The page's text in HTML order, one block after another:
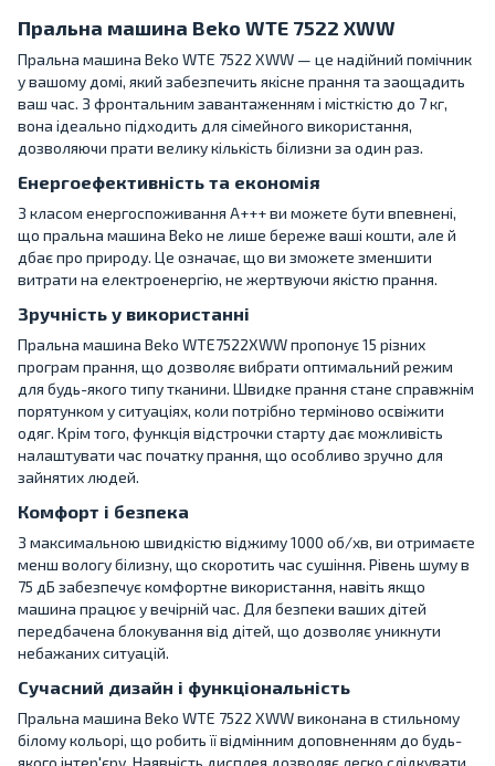
Пральна машина Beko WTE 7522 XWW
Пральна машина Beko WTE 7522 XWW — це надійний помічник
у вашому домі, який забезпечить якісне прання та заощадить
ваш час. З фронтальним завантаженням і місткістю до 7 кг,
вона ідеально підходить для сімейного використання,
дозволяючи прати велику кількість білизни за один раз.
Енергоефективність та економія
З класом енергоспоживання A+++ ви можете бути впевнені,
що пральна машина Beko не лише береже ваші кошти, але й
дбає про природу. Це означає, що ви зможете зменшити
витрати на електроенергію, не жертвуючи якістю прання.
Зручність у використанні
Пральна машина Beko WTE7522XWW пропонує 15 різних
програм прання, що дозволяє вибрати оптимальний режим
для будь-якого типу тканини. Швидке прання стане справжнім
порятунком у ситуаціях, коли потрібно терміново освіжити
одяг. Крім того, функція відстрочки старту дає можливість
налаштувати час початку прання, що особливо зручно для
зайнятих людей.
Комфорт і безпека
З максимальною швидкістю віджиму 1000 об/хв, ви отримаєте
менш вологу білизну, що скоротить час сушіння. Рівень шуму в
75 дБ забезпечує комфортне використання, навіть якщо
машина працює у вечірній час. Для безпеки ваших дітей
передбачена блокування від дітей, що дозволяє уникнути
небажаних ситуацій.
Сучасний дизайн і функціональність
Пральна машина Beko WTE 7522 XWW виконана в стильному
білому кольорі, що робить її відмінним доповненням до будь-
якого інтер'єру. Наявність дисплея дозволяє легко слідкувати